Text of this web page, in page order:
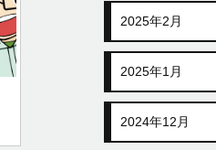
2025年2月
2025年1月
2024年12月